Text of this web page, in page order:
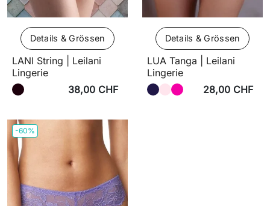
Details & Grössen
LANI String | Leilani
Lingerie
38,00 CHF
Details & Grössen
LUA Tanga | Leilani
Lingerie
28,00 CHF
-60%